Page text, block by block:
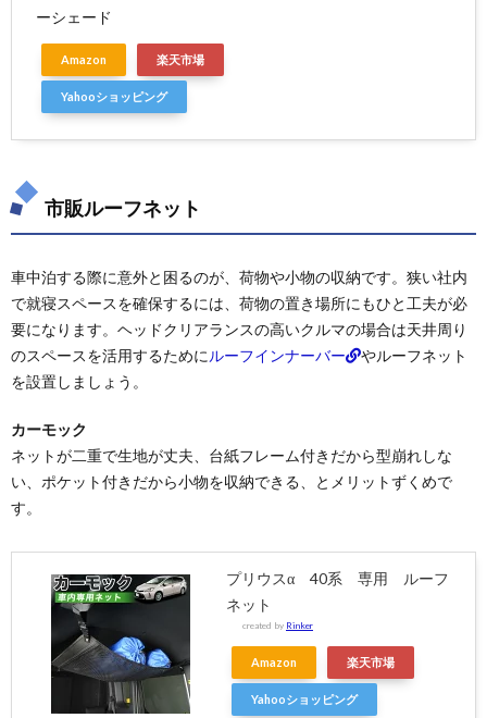
ーシェード
Amazon 楽天市場
Yahooショッピング
市販ルーフネット
車中泊する際に意外と困るのが、荷物や小物の収納です。狭い社内
で就寝スペースを確保するには、荷物の置き場所にもひと工夫が必
要になります。ヘッドクリアランスの高いクルマの場合は天井周り
のスペースを活用するために ルーフインナーバー
やルーフネット
を設置しましょう。
カーモック
ネットが二重で生地が丈夫、台紙フレーム付きだから型崩れしな
い、ポケット付きだから小物を収納できる、とメリットずくめで
す。
プリウスα 40系 専用 ルーフ
ネット
created by Rinker
Amazon 楽天市場
Yahooショッピング